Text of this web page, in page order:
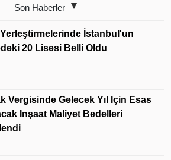
Son Haberler
Yerleştirmelerinde İstanbul'un
20 Lisesi Belli Oldu
Vergisinde Gelecek Yıl Için Esas
Inşaat Maliyet Bedelleri